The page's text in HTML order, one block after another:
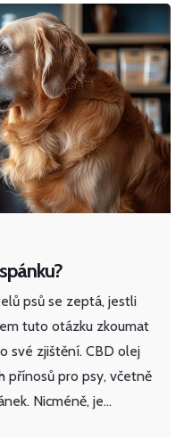
psů se zeptá, jestli
tuto otázku zkoumat
své zjištění. CBD olej
přínosů pro psy, včetně
Nicméně, je